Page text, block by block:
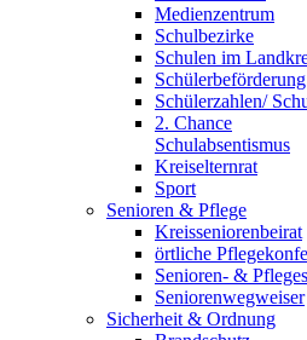
Medienzentrum
Schulbezirke
Schulen im
Schülerbeförderung
Schülerzahlen/
2. Chance
Schulabsentismus
Kreiselternrat
Sport
Senioren & Pflege
Kreisseniorenbeirat
örtliche
Senioren- &
Seniorenwegweiser
Sicherheit & Ordnung